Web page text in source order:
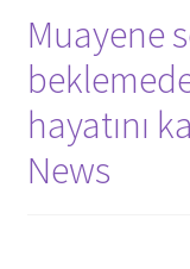
Muayene
hayatını
News